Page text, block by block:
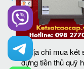
địa chỉ mua két
đựng tiền thủ quỹ